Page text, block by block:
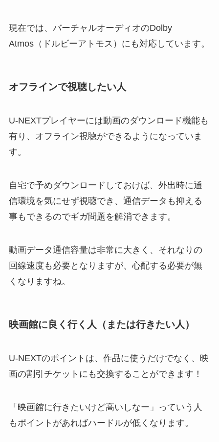
現在では、バーチャルオーディオのDolby
Atmos（ドルビーアトモス）にも対応しています。
オフラインで視聴したい人
U-NEXTプレイヤーには動画のダウンロード機能も
有り、オフライン視聴ができるようになっていま
す。
自宅で予めダウンロードしておけば、外出時に通
信環境を気にせず視聴でき、通信データも抑える
事もできるのでギガ問題を解消できます。
動画データ通信容量は非常に大きく、それなりの
回線速度も必要となりますが、心配する必要が無
くなりますね。
映画館に良く行く人（または行きたい人）
U-NEXTのポイントは、作品に使うだけでなく、映
画の割引チケットにも交換することができます！
「映画館に行きたいけど高いしなー」っていう人
もポイントがあればハードルが低くなります。